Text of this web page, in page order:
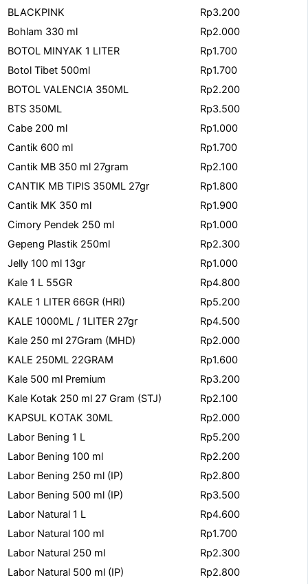
BLACKPINK
Rp3.200
Bohlam 330 ml
Rp2.000
BOTOL MINYAK 1 LITER
Rp1.700
Botol Tibet 500ml
Rp1.700
BOTOL VALENCIA 350ML
Rp2.200
BTS 350ML
Rp3.500
Cabe 200 ml
Rp1.000
Cantik 600 ml
Rp1.700
Cantik MB 350 ml 27gram
Rp2.100
CANTIK MB TIPIS 350ML 27gr
Rp1.800
Cantik MK 350 ml
Rp1.900
Cimory Pendek 250 ml
Rp1.000
Gepeng Plastik 250ml
Rp2.300
Jelly 100 ml 13gr
Rp1.000
Kale 1 L 55GR
Rp4.800
KALE 1 LITER 66GR (HRI)
Rp5.200
KALE 1000ML / 1LITER 27gr
Rp4.500
Kale 250 ml 27Gram (MHD)
Rp2.000
KALE 250ML 22GRAM
Rp1.600
Kale 500 ml Premium
Rp3.200
Kale Kotak 250 ml 27 Gram (STJ)
Rp2.100
KAPSUL KOTAK 30ML
Rp2.000
Labor Bening 1 L
Rp5.200
Labor Bening 100 ml
Rp2.200
Labor Bening 250 ml (IP)
Rp2.800
Labor Bening 500 ml (IP)
Rp3.500
Labor Natural 1 L
Rp4.600
Labor Natural 100 ml
Rp1.700
Labor Natural 250 ml
Rp2.300
Labor Natural 500 ml (IP)
Rp2.800